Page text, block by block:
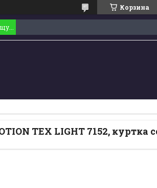
Корзина
TEX LIGHT 7152, куртка